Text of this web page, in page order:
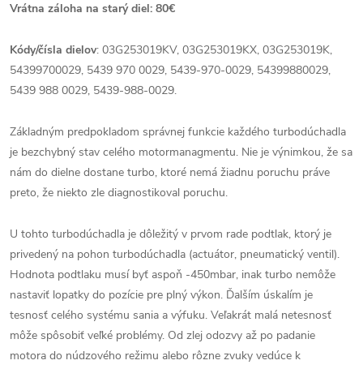
Vrátna záloha na starý diel: 80€
Kódy/čísla dielov: 03G253019KV, 03G253019KX, 03G253019K,
54399700029, 5439 970 0029, 5439-970-0029, 54399880029,
5439 988 0029, 5439-988-0029.
Základným predpokladom správnej funkcie každého turbodúchadla
je bezchybný stav celého motormanagmentu. Nie je výnimkou, že sa
nám do dielne dostane turbo, ktoré nemá žiadnu poruchu práve
preto, že niekto zle diagnostikoval poruchu.
U tohto turbodúchadla je dôležitý v prvom rade podtlak, ktorý je
privedený na pohon turbodúchadla (actuátor, pneumatický ventil).
Hodnota podtlaku musí byť aspoň -450mbar, inak turbo nemôže
nastaviť lopatky do pozície pre plný výkon. Ďalším úskalím je
tesnosť celého systému sania a výfuku. Veľakrát malá netesnosť
môže spôsobiť veľké problémy. Od zlej odozvy až po padanie
motora do núdzového režimu alebo rôzne zvuky vedúce k